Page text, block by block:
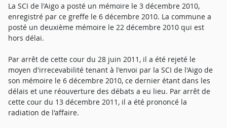
La SCI de l'Aigo a posté un mémoire le 3 décembre 2010,
enregistré par ce greffe le 6 décembre 2010. La commune a
posté un deuxième mémoire le 22 décembre 2010 qui est
hors délai.
Par arrêt de cette cour du 28 juin 2011, il a été rejeté le
moyen d'irrecevabilité tenant à l'envoi par la SCI de l'Aigo de
son mémoire le 6 décembre 2010, ce dernier étant dans les
délais et une réouverture des débats a eu lieu. Par arrêt de
cette cour du 13 décembre 2011, il a été prononcé la
radiation de l'affaire.